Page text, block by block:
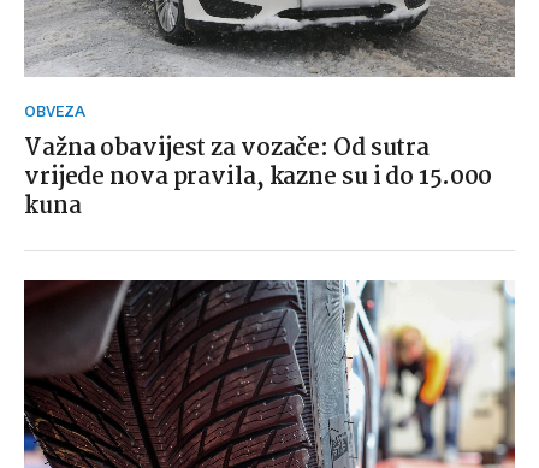
OBVEZA
Važna obavijest za vozače: Od sutra
vrijede nova pravila, kazne su i do 15.000
kuna